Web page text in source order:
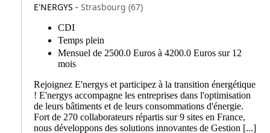
E'NERGYS - Strasbourg (67)
CDI
Temps plein
Mensuel de 2500.0 Euros à 4200.0 Euros sur 12
mois
Rejoignez E'nergys et participez à la transition énergétique
! E'nergys accompagne les entreprises dans l'optimisation
de leurs bâtiments et de leurs consommations d'énergie.
Fort de 270 collaborateurs répartis sur 9 sites en France,
nous développons des solutions innovantes de Gestion [...]